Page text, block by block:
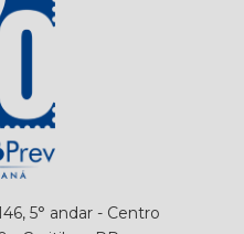
5° andar - Centro